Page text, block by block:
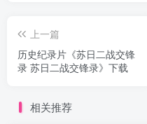
上一篇
历史纪录片《苏日二战交锋
录 苏日二战交锋录》下载
相关推荐